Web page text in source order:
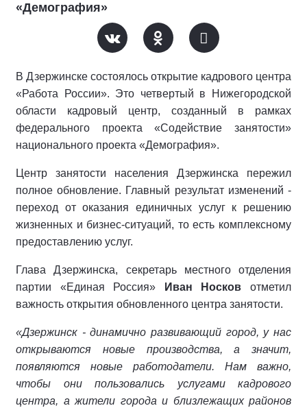
«Демография»
В Дзержинске состоялось открытие кадрового центра
«Работа России». Это четвертый в Нижегородской
области кадровый центр, созданный в рамках
федерального проекта «Содействие занятости»
национального проекта «Демография».
Центр занятости населения Дзержинска пережил
полное обновление. Главный результат изменений -
переход от оказания единичных услуг к решению
жизненных и бизнес-ситуаций, то есть комплексному
предоставлению услуг.
Глава Дзержинска, секретарь местного отделения
партии «Единая Россия»
Иван Носковотметил
важность открытия обновленного центра занятости.
«Дзержинск - динамично развивающий город, у нас
открываются новые производства, а значит,
появляются новые работодатели. Нам важно,
чтобы они пользовались услугами кадрового
центра, а жители города и близлежащих районов